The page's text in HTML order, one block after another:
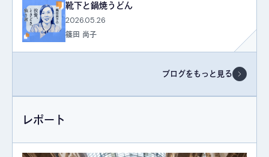
靴下と鍋焼うどん
2026.05.26
篠田 尚子
ブログをもっと見る
レポート